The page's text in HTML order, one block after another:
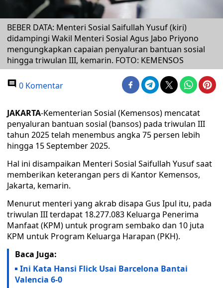
BEBER DATA: Menteri Sosial Saifullah Yusuf (kiri)
didampingi Wakil Menteri Sosial Agus Jabo Priyono
mengungkapkan capaian penyaluran bantuan sosial
hingga triwulan III, kemarin. FOTO: KEMENSOS
0 Komentar
JAKARTA-Kementerian Sosial (Kemensos) mencatat
penyaluran bantuan sosial (bansos) pada triwulan III
tahun 2025 telah menembus angka 75 persen lebih
hingga 15 September 2025.
Hal ini disampaikan Menteri Sosial Saifullah Yusuf saat
memberikan keterangan pers di Kantor Kemensos,
Jakarta, kemarin.
Menurut menteri yang akrab disapa Gus Ipul itu, pada
triwulan III terdapat 18.277.083 Keluarga Penerima
Manfaat (KPM) untuk program sembako dan 10 juta
KPM untuk Program Keluarga Harapan (PKH).
Baca Juga:
Ini Kata Hansi Flick Usai Barcelona Bantai
Valencia 6-0